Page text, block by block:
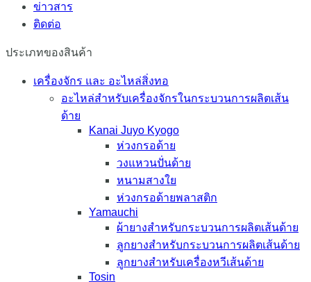
ข่าวสาร
ติดต่อ
ประเภทของสินค้า
เครื่องจักร และ อะไหล่สิ่งทอ
อะไหล่สำหรับเครื่องจักรในกระบวนการผลิตเส้น
ด้าย
Kanai Juyo Kyogo
ห่วงกรอด้าย
วงแหวนปั่นด้าย
หนามสางใย
ห่วงกรอด้ายพลาสติก
Yamauchi
ผ้ายางสำหรับกระบวนการผลิตเส้นด้าย
ลูกยางสำหรับกระบวนการผลิตเส้นด้าย
ลูกยางสำหรับเครื่องหวีเส้นด้าย
Tosin